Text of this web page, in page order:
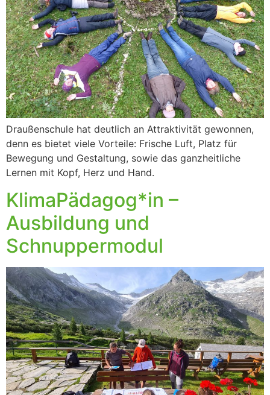
Draußenschule hat deutlich an Attraktivität gewonnen,
denn es bietet viele Vorteile: Frische Luft, Platz für
Bewegung und Gestaltung, sowie das ganzheitliche
Lernen mit Kopf, Herz und Hand.
KlimaPädagog*in –
Ausbildung und
Schnuppermodul